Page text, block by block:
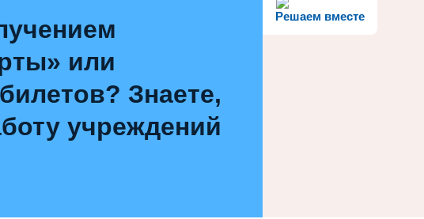
Решаем вместе
или
Знаете,
учреждений